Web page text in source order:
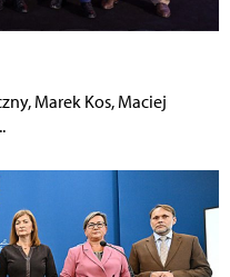
Marek Kos, Maciej